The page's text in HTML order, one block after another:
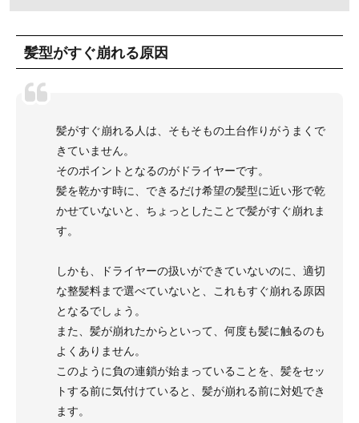
髪型がすぐ崩れる原因
髪がすぐ崩れる人は、そもそもの土台作りがうまくで
きていません。
そのポイントとなるのがドライヤーです。
髪を乾かす時に、できるだけ希望の髪型に近い形で乾
かせていないと、ちょっとしたことで髪がすぐ崩れま
す。
しかも、ドライヤーの扱いができていないのに、適切
な整髪料まで選べていないと、これもすぐ崩れる原因
となるでしょう。
また、髪が崩れたからといって、何度も髪に触るのも
よくありません。
このように負の連鎖が始まっていることを、髪をセッ
トする前に気付けていると、髪が崩れる前に対処でき
ます。